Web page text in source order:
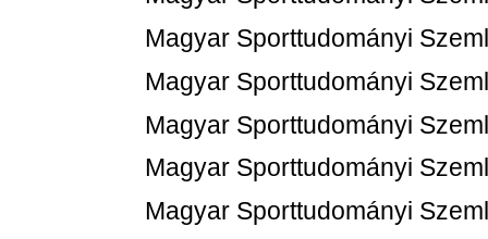
Magyar Sporttudományi
Magyar Sporttudományi
Magyar Sporttudományi
Magyar Sporttudományi
Magyar Sporttudományi